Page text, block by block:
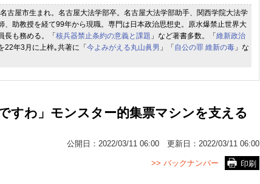
古屋市生まれ。名古屋大法学部卒。名古屋大法学部助手、関西学院大法学
、助教授を経て99年から現職。専門は日本政治思想史。原水爆禁止世界大
長も務める。「 核兵器禁止条約の意義と課題 」など著書多数。「 維新政治
22年3月に上梓｡共著に「 今よみがえる丸山眞男 」「 自公の罪 維新の毒 」な
すわ」モンスター的集票マシンを支える
公開日： 2022/03/11 06:00 更新日： 2022/03/11 06:00
印刷
>> バックナンバー